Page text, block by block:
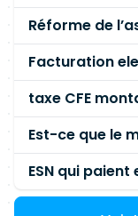
Réforme de
Facturation
taxe CFE